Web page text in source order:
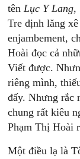
tênLục Y Lang,
Tre định lăng
enjambement,
Hoài đọc cả
Viết được.
riêng mình,
đấy. Nhưng rắc
chung rất kiêu
Phạm Thị Hoài
Một điều lạ là